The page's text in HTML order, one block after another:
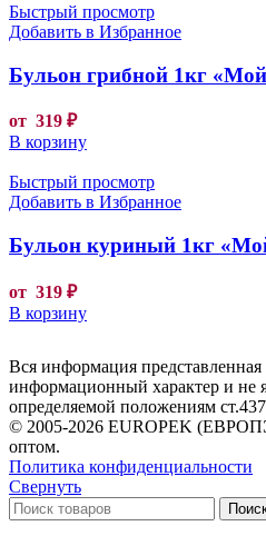
Быстрый просмотр
Добавить в Избранное
Бульон грибной 1кг
от 319 ₽
В корзину
Быстрый просмотр
Добавить в Избранное
Бульон куриный 1кг
от 319 ₽
В корзину
Вся информация представленная
информационный характер и не
определяемой положениям
© 2005-2026 EUROPEK
оптом.
Политика конфиденциальности
Свернуть